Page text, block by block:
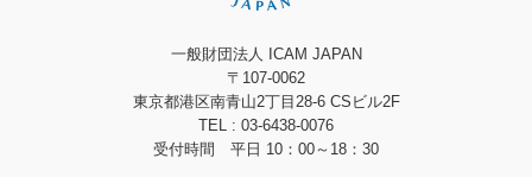
一般財団法人 ICAM JAPAN
〒107-0062
東京都港区南青山2丁目28-6 CSビル2F
TEL : 03-6438-0076
受付時間 平日 10：00～18：30